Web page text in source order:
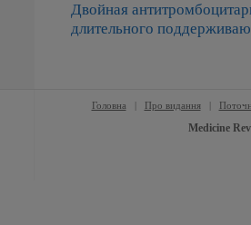
Двойная
длительного
Головна | Про видання |
Medicine